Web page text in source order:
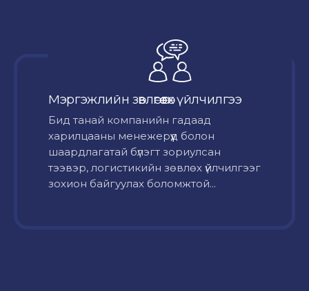
Мэргэжлийн зөвлөгөө өгөх үйлчилгээ
Бид танай компанийн гадаад
харилцааны менежерүүд болон
шаардлагатай бүлэгт зориулсан
тээвэр, логистикийн зөвлөх үйлчилгээг
зохион байгуулах боломжтой...